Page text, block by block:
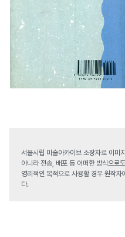
서울시립 미술아카이브 소장자료 이미
아니라 전송, 배포 등 어떠한 방식으로
영리적인 목적으로 사용할 경우 원작
다.